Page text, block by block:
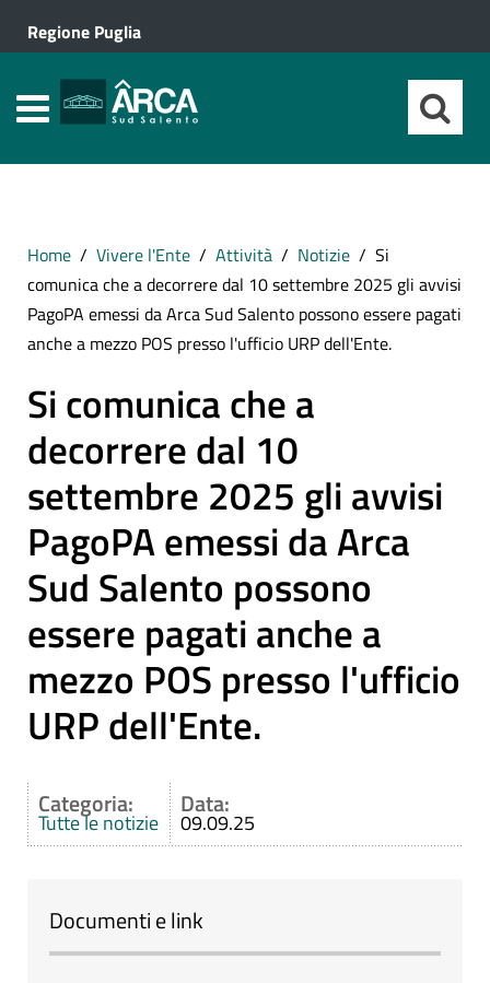
Regione Puglia
Home Vivere l'Ente Attività Notizie
Si
comunica che a decorrere dal 10 settembre 2025 gli avvisi
PagoPA emessi da Arca Sud Salento possono essere pagati
anche a mezzo POS presso l'ufficio URP dell'Ente.
Si comunica che a
decorrere dal 10
settembre 2025 gli avvisi
PagoPA emessi da Arca
Sud Salento possono
essere pagati anche a
mezzo POS presso l'ufficio
URP dell'Ente.
Categoria:
Tutte le notizie
Data:
09.09.25
Documenti e link